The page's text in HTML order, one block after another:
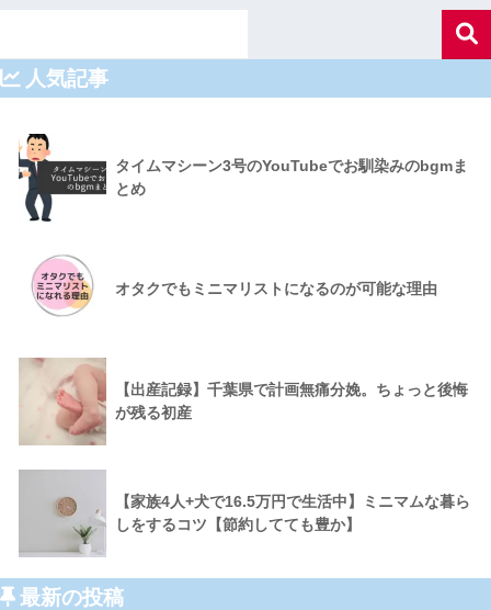
人気記事
タイムマシーン3号のYouTubeでお馴染みのbgmま
とめ
オタクでもミニマリストになるのが可能な理由
【出産記録】千葉県で計画無痛分娩。ちょっと後悔
が残る初産
【家族4人+犬で16.5万円で生活中】ミニマムな暮ら
しをするコツ【節約してても豊か】
最新の投稿